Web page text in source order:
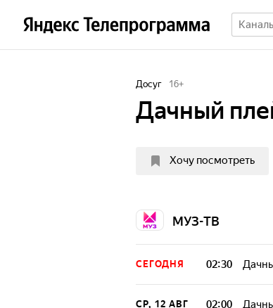
Досуг 16+
Дачный
Хочу посмотреть
МУЗ-ТВ
СЕГОДНЯ 02:30
СР, 12 АВГ 02:00